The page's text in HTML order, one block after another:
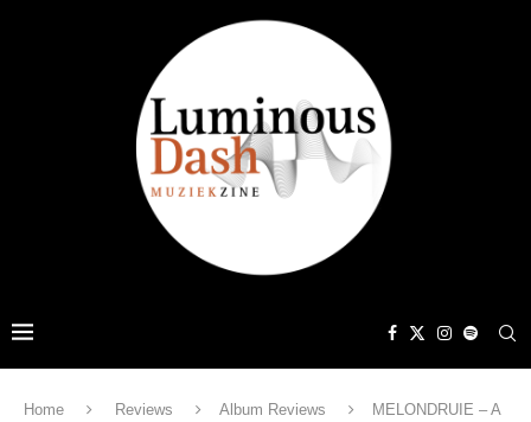
Home Reviews Album Reviews
MELONDRUIE – A